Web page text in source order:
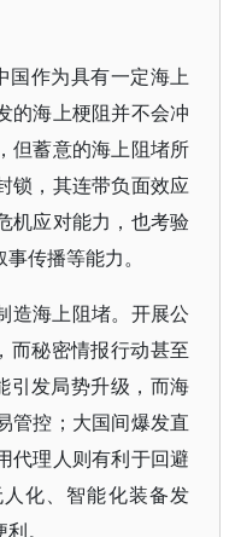
国作为具有一定海上
的海上梗阻并不会冲
但蓄意的海上阻堵所
锁，其连带负面效应
机应对能力，也考验
传播等能力。
造海上阻堵。开展公
而秘密情报行动甚至
引发局势升级，而海
管控；大国间爆发直
代理人则有利于回避
化、智能化装备发
。